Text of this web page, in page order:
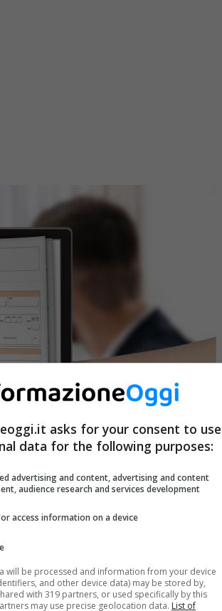
– informazioneoggi.it
lasciate in sospeso dal defunto. Tra
asks for your consent to use
data for the following purposes:
advertising and content, advertising and content
audience research and services development
access information on a device
will be processed and information from your device
and other device data) may be stored by,
with 319 partners, or used specifically by this
may use precise geolocation data. List of